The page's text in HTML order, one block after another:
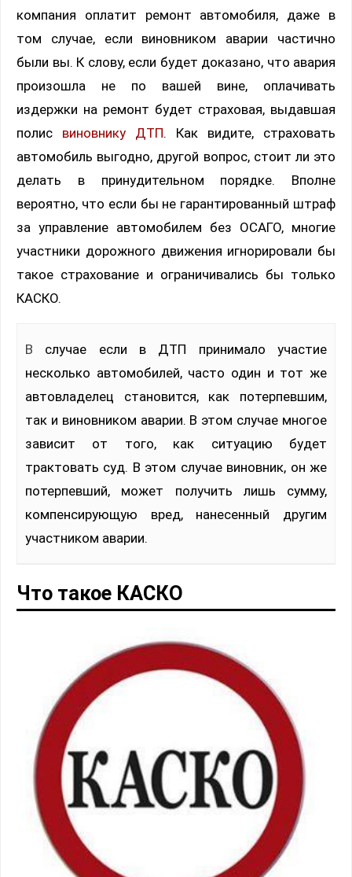
компания оплатит ремонт автомобиля, даже в
том случае, если виновником аварии частично
были вы. К слову, если будет доказано, что авария
произошла не по вашей вине, оплачивать
издержки на ремонт будет страховая, выдавшая
полис виновнику ДТП. Как видите, страховать
автомобиль выгодно, другой вопрос, стоит ли это
делать в принудительном порядке. Вполне
вероятно, что если бы не гарантированный штраф
за управление автомобилем без ОСАГО, многие
участники дорожного движения игнорировали бы
такое страхование и ограничивались бы только
КАСКО.
В случае если в ДТП принимало участие
несколько автомобилей, часто один и тот же
автовладелец становится, как потерпевшим,
так и виновником аварии. В этом случае многое
зависит от того, как ситуацию будет
трактовать суд. В этом случае виновник, он же
потерпевший, может получить лишь сумму,
компенсирующую вред, нанесенный другим
участником аварии.
Что такое КАСКО